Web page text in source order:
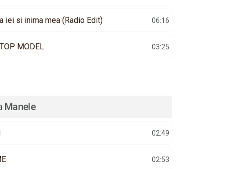
iei si inima mea (Radio Edit) 06:16
MODEL 03:25
Manele
02:49
02:53